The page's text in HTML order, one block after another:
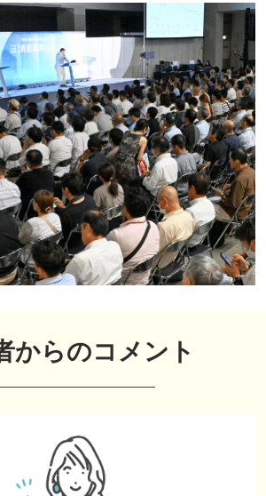
からのコメント